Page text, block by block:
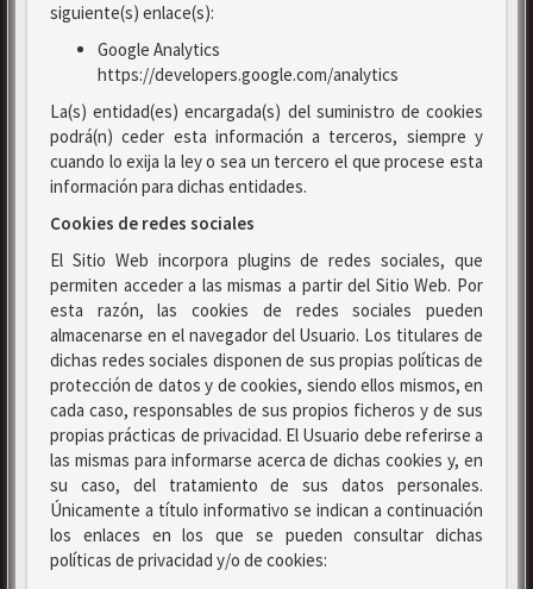
siguiente(s) enlace(s):
Google Analytics
https://developers.google.com/analytics
La(s) entidad(es) encargada(s) del suministro de cookies
podrá(n) ceder esta información a terceros, siempre y
cuando lo exija la ley o sea un tercero el que procese esta
información para dichas entidades.
Cookies de redes sociales
El Sitio Web incorpora plugins de redes sociales, que
permiten acceder a las mismas a partir del Sitio Web. Por
esta razón, las cookies de redes sociales pueden
almacenarse en el navegador del Usuario. Los titulares de
dichas redes sociales disponen de sus propias políticas de
protección de datos y de cookies, siendo ellos mismos, en
cada caso, responsables de sus propios ficheros y de sus
propias prácticas de privacidad. El Usuario debe referirse a
las mismas para informarse acerca de dichas cookies y, en
su caso, del tratamiento de sus datos personales.
Únicamente a título informativo se indican a continuación
los enlaces en los que se pueden consultar dichas
políticas de privacidad y/o de cookies: